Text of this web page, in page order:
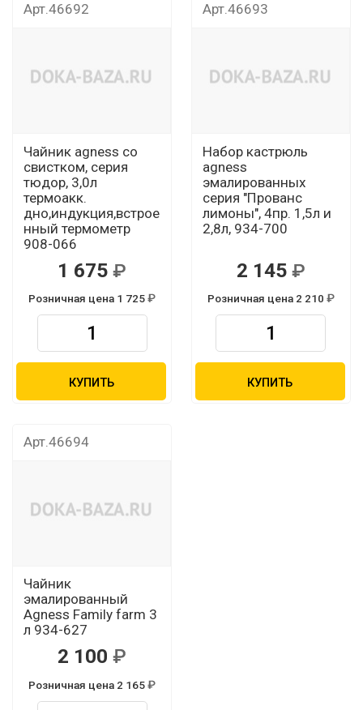
Арт.46692
Чайник agness со
свистком, серия
тюдор, 3,0л
термоакк.
дно,индукция,встрое
нный термометр
908-066
1 675
Розничная цена 1 725
КУПИТЬ
Арт.46693
Набор кастрюль
agness
эмалированных
серия "Прованс
лимоны", 4пр. 1,5л и
2,8л, 934-700
2 145
Розничная цена 2 210
КУПИТЬ
Арт.46694
Чайник
эмалированный
Agness Family farm 3
л 934-627
2 100
Розничная цена 2 165